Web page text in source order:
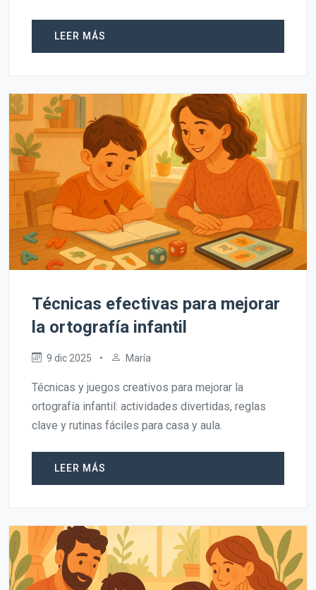
LEER MÁS
Técnicas efectivas para mejorar
la ortografía infantil
9 dic 2025 • María
Técnicas y juegos creativos para mejorar la
ortografía infantil: actividades divertidas, reglas
clave y rutinas fáciles para casa y aula.
LEER MÁS